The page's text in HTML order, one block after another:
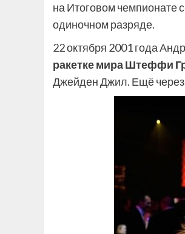
на Итоговом чемпионате
одиночном разряде.
22 октября 2001 года
ракетке мира Штеффи
Джейден Джил. Ещё через